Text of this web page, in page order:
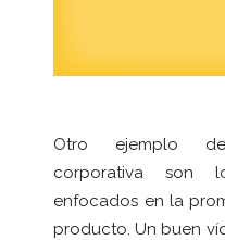
Otro ejemplo
corporativa son
enfocados en la
producto. Un buen